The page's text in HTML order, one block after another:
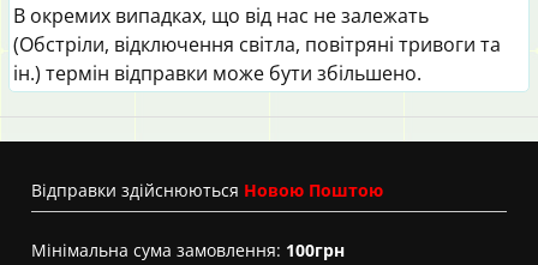
В окремих випадках, що від нас не залежать
(Обстріли, відключення світла, повітряні тривоги та
ін.) термін відправки може бути збільшено.
Вiдправки здійснюються Новою Поштою
Мінімальна сума замовлення: 100грн